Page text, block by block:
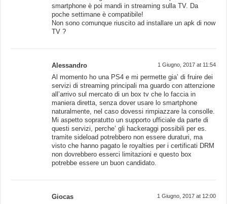
smartphone è poi mandi in streaming sulla TV. Da
poche settimane è compatibile!
Non sono comunque riuscito ad installare un apk di now
TV ?
Alessandro 1 Giugno, 2017 at 11:54
Al momento ho una PS4 e mi permette gia’ di fruire dei
servizi di streaming principali ma guardo con attenzione
all’arrivo sul mercato di un box tv che lo faccia in
maniera diretta, senza dover usare lo smartphone
naturalmente, nel caso dovessi rimpiazzare la consolle.
Mi aspetto sopratutto un supporto ufficiale da parte di
questi servizi, perche’ gli hackeraggi possibili per es.
tramite sideload potrebbero non essere duraturi, ma
visto che hanno pagato le royalties per i certificati DRM
non dovrebbero esserci limitazioni e questo box
potrebbe essere un buon candidato.
Giocas 1 Giugno, 2017 at 12:00